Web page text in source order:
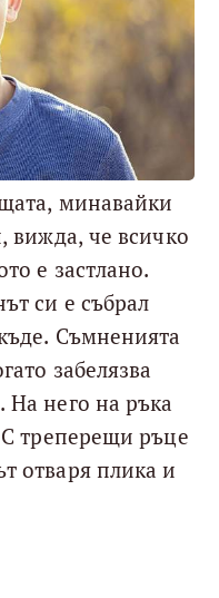
минавайки
вижда, че всичко
е застлано.
си е събрал
Съмненията
забелязва
него на ръка
треперещи ръце
отваря плика и